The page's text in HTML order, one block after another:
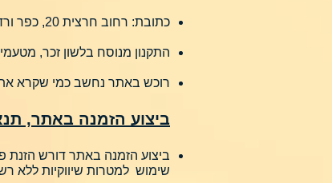
כתובת: רחוב חרצית 20, כפר ורדים, 2514700.
התקנון מנוסח בלשון זכר,
רוכש באתר נחשב כמי שקרא את
ביצוע הזמנה באתר,
ביצוע הזמנה באתר דורש הזנת
שימוש למטרות שיווקיות ללא